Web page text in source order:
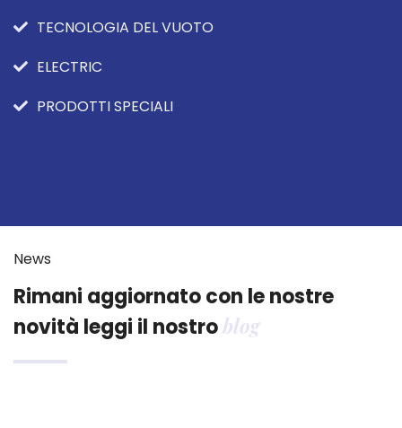
TECNOLOGIA DEL VUOTO
ELECTRIC
PRODOTTI SPECIALI
News
Rimani aggiornato con le nostre
novità leggi il nostroblog